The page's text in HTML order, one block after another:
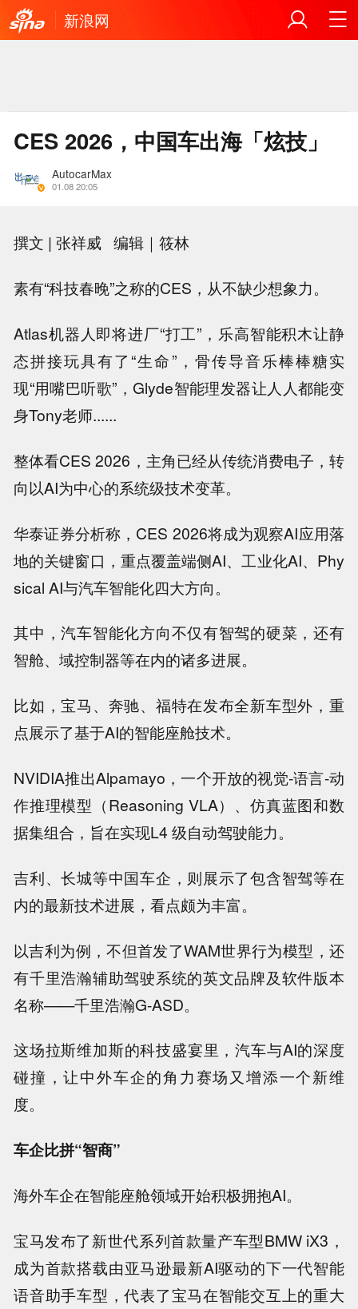
新浪网
CES 2026，中国车出海「炫技」
AutocarMax
01.08 20:05
撰文 | 张祥威 编辑｜筱林
素有“科技春晚”之称的CES，从不缺少想象力。
Atlas机器人即将进厂“打工”，乐高智能积木让静
态拼接玩具有了“生命”，骨传导音乐棒棒糖实
现“用嘴巴听歌”，Glyde智能理发器让人人都能变
身Tony老师......
整体看CES 2026，主角已经从传统消费电子，转
向以AI为中心的系统级技术变革。
华泰证券分析称，CES 2026将成为观察AI应用落
地的关键窗口，重点覆盖端侧AI、工业化AI、Phy
sical AI与汽车智能化四大方向。
其中，汽车智能化方向不仅有智驾的硬菜，还有
智舱、域控制器等在内的诸多进展。
比如，宝马、奔驰、福特在发布全新车型外，重
点展示了基于AI的智能座舱技术。
NVIDIA推出Alpamayo，一个开放的视觉-语言-动
作推理模型（Reasoning VLA）、仿真蓝图和数
据集组合，旨在实现L4 级自动驾驶能力。
吉利、长城等中国车企，则展示了包含智驾等在
内的最新技术进展，看点颇为丰富。
以吉利为例，不但首发了WAM世界行为模型，还
有千里浩瀚辅助驾驶系统的英文品牌及软件版本
名称——千里浩瀚G-ASD。
这场拉斯维加斯的科技盛宴里，汽车与AI的深度
碰撞，让中外车企的角力赛场又增添一个新维
度。
车企比拼“智商”
海外车企在智能座舱领域开始积极拥抱AI。
宝马发布了新世代系列首款量产车型BMW iX3，
成为首款搭载由亚马逊最新AI驱动的下一代智能
语音助手车型，代表了宝马在智能交互上的重大